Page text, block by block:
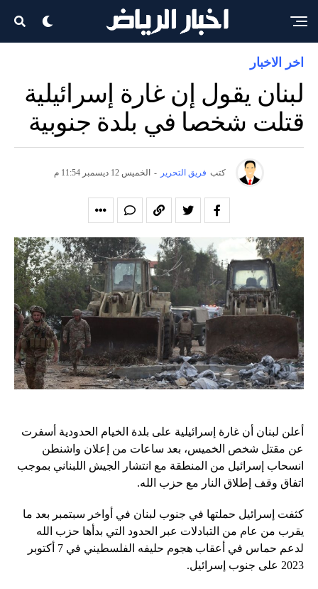
اخر الاخبار
لبنان يقول إن غارة إسرائيلية
قتلت شخصا في بلدة جنوبية
كتب فريق التحرير - الخميس 12 ديسمبر 11:54 م
أعلن لبنان أن غارة إسرائيلية على بلدة الخيام الحدودية أسفرت
عن مقتل شخص الخميس، بعد ساعات من إعلان واشنطن
انسحاب إسرائيل من المنطقة مع انتشار الجيش اللبناني بموجب
اتفاق وقف إطلاق النار مع حزب الله.
كثفت إسرائيل حملتها في جنوب لبنان في أواخر سبتمبر بعد ما
يقرب من عام من التبادلات عبر الحدود التي بدأها حزب الله
لدعم حماس في أعقاب هجوم حليفه الفلسطيني في 7 أكتوبر
2023 على جنوب إسرائيل.